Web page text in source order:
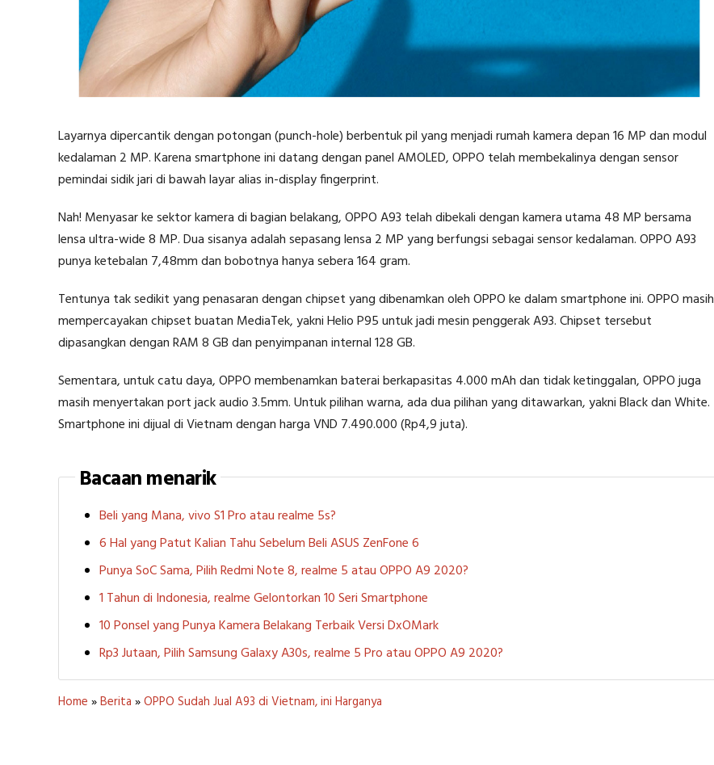
Layarnya dipercantik dengan potongan (punch-hole) berbentuk pil yang menjadi rumah kamera depan 16 MP dan modul
kedalaman 2 MP. Karena smartphone ini datang dengan panel AMOLED, OPPO telah membekalinya dengan sensor
pemindai sidik jari di bawah layar alias in-display fingerprint.
Nah! Menyasar ke sektor kamera di bagian belakang, OPPO A93 telah dibekali dengan kamera utama 48 MP bersama
lensa ultra-wide 8 MP. Dua sisanya adalah sepasang lensa 2 MP yang berfungsi sebagai sensor kedalaman. OPPO A93
punya ketebalan 7,48mm dan bobotnya hanya sebera 164 gram.
Tentunya tak sedikit yang penasaran dengan chipset yang dibenamkan oleh OPPO ke dalam smartphone ini. OPPO masih
mempercayakan chipset buatan MediaTek, yakni Helio P95 untuk jadi mesin penggerak A93. Chipset tersebut
dipasangkan dengan RAM 8 GB dan penyimpanan internal 128 GB.
Sementara, untuk catu daya, OPPO membenamkan baterai berkapasitas 4.000 mAh dan tidak ketinggalan, OPPO juga
masih menyertakan port jack audio 3.5mm. Untuk pilihan warna, ada dua pilihan yang ditawarkan, yakni Black dan White.
Smartphone ini dijual di Vietnam dengan harga VND 7.490.000 (Rp4,9 juta).
Bacaan menarik
Beli yang Mana, vivo S1 Pro atau realme 5s?
6 Hal yang Patut Kalian Tahu Sebelum Beli ASUS ZenFone 6
Punya SoC Sama, Pilih Redmi Note 8, realme 5 atau OPPO A9 2020?
1 Tahun di Indonesia, realme Gelontorkan 10 Seri Smartphone
10 Ponsel yang Punya Kamera Belakang Terbaik Versi DxOMark
Rp3 Jutaan, Pilih Samsung Galaxy A30s, realme 5 Pro atau OPPO A9 2020?
Home »Berita »OPPO Sudah Jual A93 di Vietnam, ini Harganya